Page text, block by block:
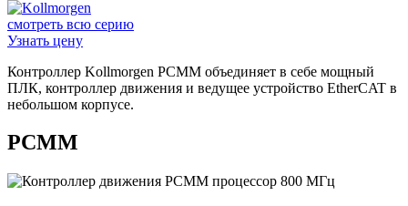
смотреть всю серию
Узнать цену
Контроллер Kollmorgen PCMM объединяет в себе мощный
ПЛК, контроллер движения и ведущее устройство EtherCAT в
небольшом корпусе.
PCMM